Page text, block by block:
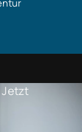
Jetzt